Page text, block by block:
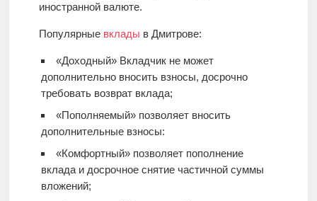
иностранной валюте.
Популярные вклады в Дмитрове:
«Доходный» Вкладчик не может
дополнительно вносить взносы, досрочно
требовать возврат вклада;
«Пополняемый» позволяет вносить
дополнительные взносы:
«Комфортный» позволяет пополнение
вклада и досрочное снятие частичной суммы
вложений;